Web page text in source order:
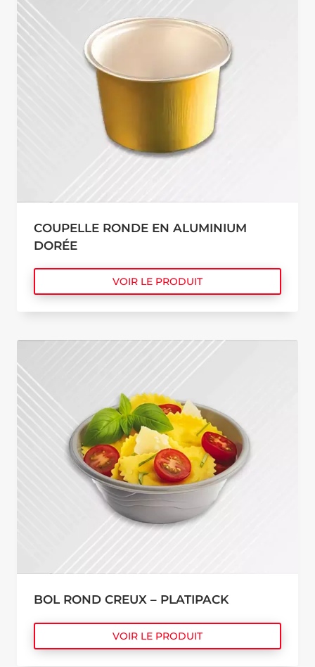
COUPELLE RONDE EN ALUMINIUM
DORÉE
VOIR LE PRODUIT
BOL ROND CREUX – PLATIPACK
VOIR LE PRODUIT